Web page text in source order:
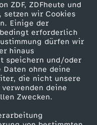
ZDF, ZDFheute und
setzen wir Cookies
Einige der
erforderlich
dürfen wir
hinaus
speichern und/oder
ohne deine
die nicht unsere
deine
Zwecken.
zum ZDF